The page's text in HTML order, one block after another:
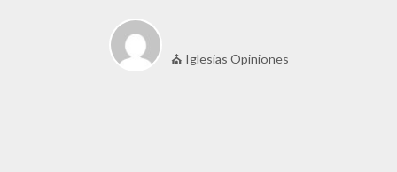
⛪ Iglesias Opiniones